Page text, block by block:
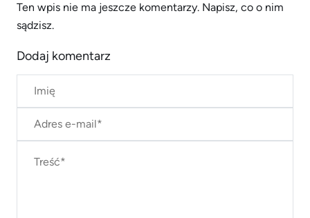
Ten wpis nie ma jeszcze komentarzy. Napisz, co o nim
sądzisz.
Dodaj komentarz